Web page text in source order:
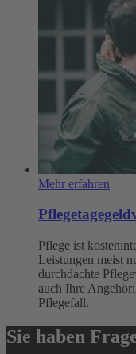
Mehr erfahren
Pflege ist
Leistungen meist
durchdachte
auch Ihre
Pflegefall.
Sie haben